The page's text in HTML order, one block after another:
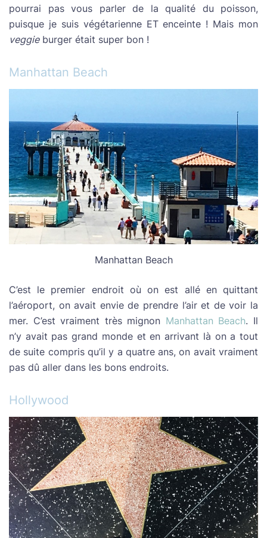
pourrai pas vous parler de la qualité du poisson,
puisque je suis végétarienne ET enceinte ! Mais mon
veggieburger était super bon !
Manhattan Beach
Manhattan Beach
C’est le premier endroit où on est allé en quittant
l’aéroport, on avait envie de prendre l’air et de voir la
mer. C’est vraiment très mignon Manhattan Beach. Il
n’y avait pas grand monde et en arrivant là on a tout
de suite compris qu’il y a quatre ans, on avait vraiment
pas dû aller dans les bons endroits.
Hollywood